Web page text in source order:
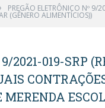
PREGÃO ELETRÔNICO Nº 9/
(GÊNERO ALIMENTÍCIOS))
2021-019-SRP